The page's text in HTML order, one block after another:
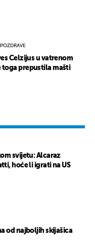
Celzijus u vatrenom
toga prepustila mašti
svijetu: Alcaraz
hoće li igrati na US
od najboljih skijašica